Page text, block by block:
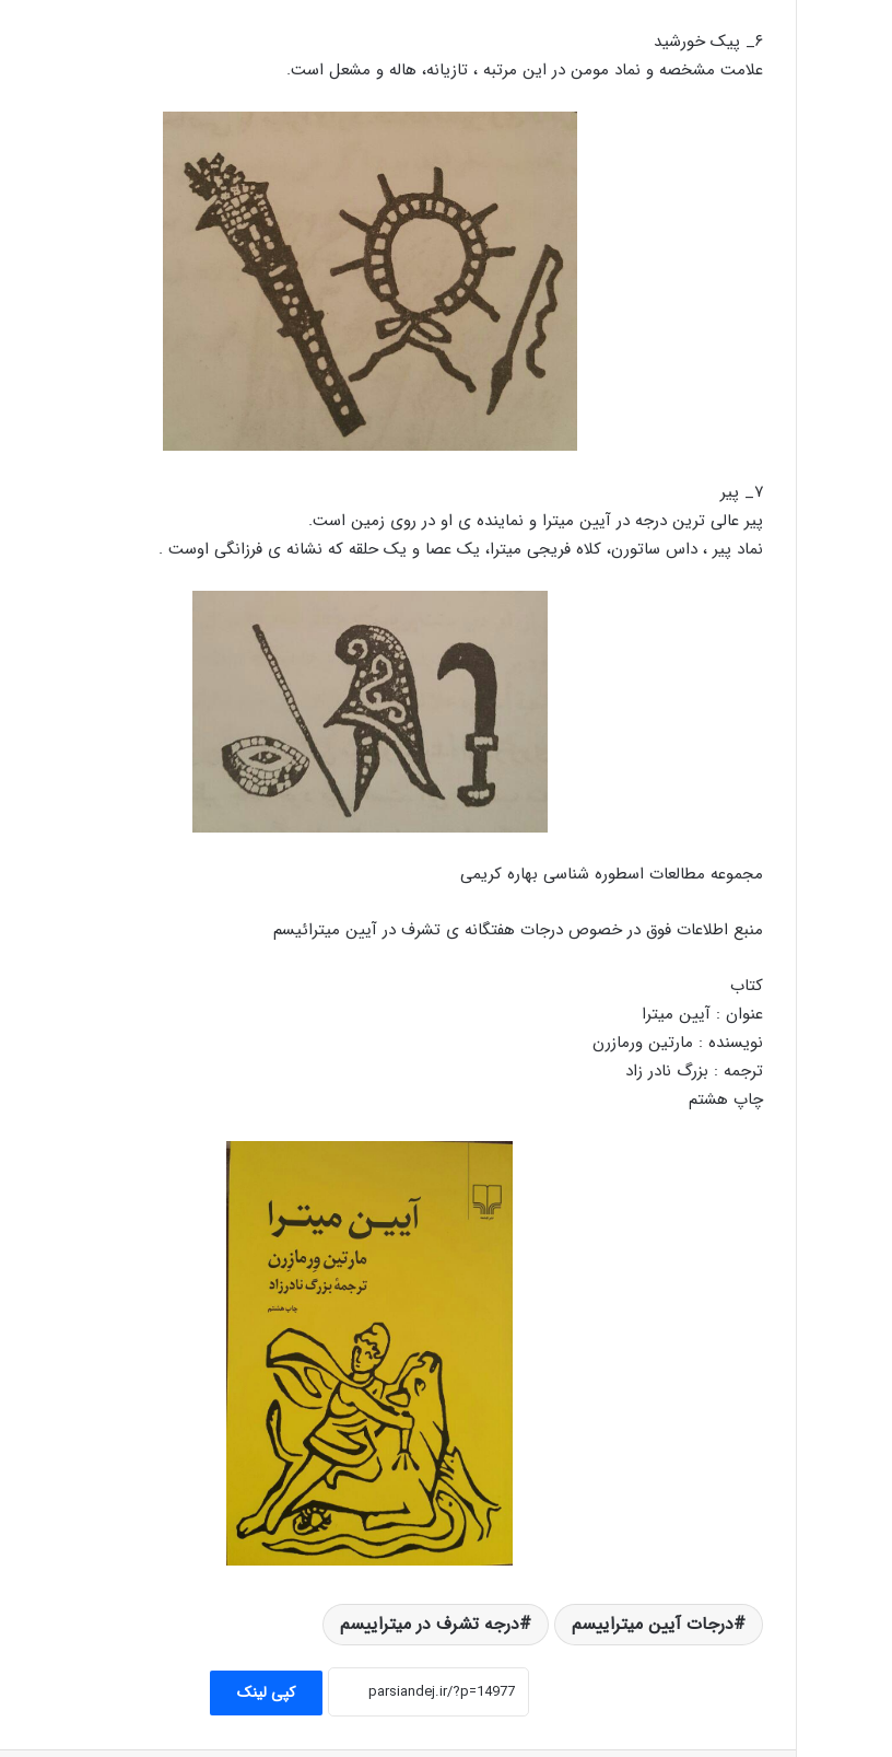
۶_ پیک خورشید
علامت مشخصه و نماد مومن در این مرتبه ، تازیانه، هاله و مشعل است.
۷_ پیر
پیر عالی ترین درجه در آیین میترا و نماینده ی او در روی زمین است.
نماد پیر ، داس ساتورن، کلاه فریجی میترا، یک عصا و یک حلقه که نشانه ی فرزانگی اوست .
مجموعه مطالعات اسطوره شناسی بهاره کریمی
منبع اطلاعات فوق در خصوص درجات هفتگانه ی تشرف در آیین میترائیسم
کتاب
عنوان : آیین میترا
نویسنده : مارتین ورمازرن
ترجمه : بزرگ نادر زاد
چاپ هشتم
درجات آیین میتراییسم درجه تشرف در میتراییسم
کپی لینک
اخترشناسی (ستاره شناسی) در ایران باستان
واژه مجعول دریای خزر (دریای مازندران یا